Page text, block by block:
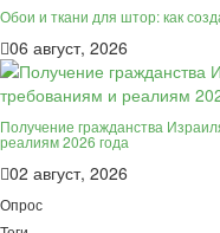
Обои и ткани для штор: как
06 август, 2026
Получение гражданства
реалиям 2026 года
02 август, 2026
Опрос